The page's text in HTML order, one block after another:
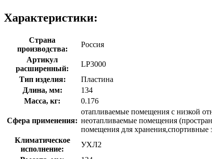
Характеристики:
Страна
производства:
Россия
Артикул
расширенный:
LP3000
Тип изделия:
Пластина
Длина, мм:
134
Масса, кг:
0.176
Сфера применения:
отапливаемые помещения с низкой
неотапливаемые помещения
помещения для хранения,спортивные
Климатическое
исполнение:
УХЛ2